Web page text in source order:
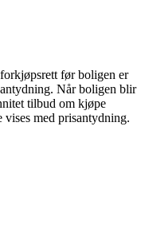
før boligen er
Når boligen blir
tilbud om kjøpe
med prisantydning.